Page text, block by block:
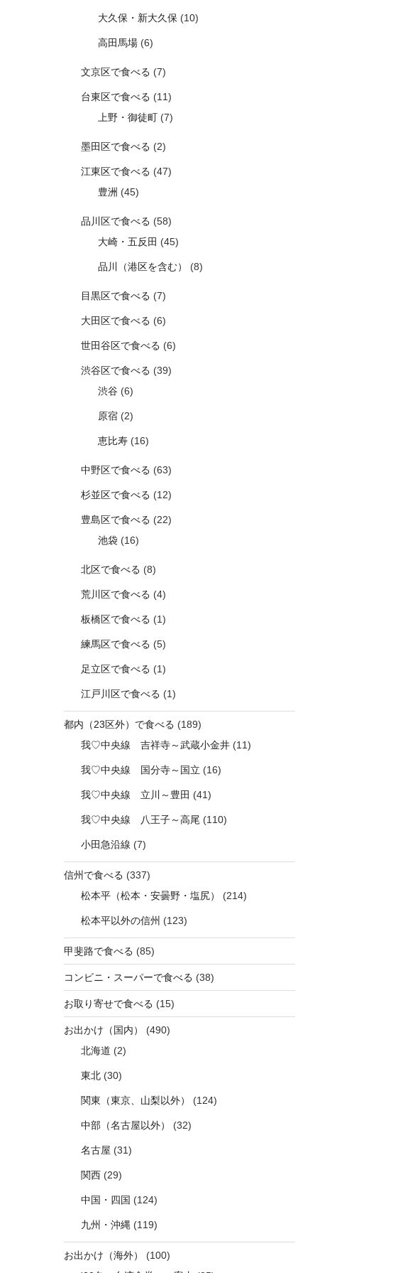
大久保・新大久保 (10)
高田馬場 (6)
文京区で食べる (7)
台東区で食べる (11)
上野・御徒町 (7)
墨田区で食べる (2)
江東区で食べる (47)
豊洲 (45)
品川区で食べる (58)
大崎・五反田 (45)
品川（港区を含む） (8)
目黒区で食べる (7)
大田区で食べる (6)
世田谷区で食べる (6)
渋谷区で食べる (39)
渋谷 (6)
原宿 (2)
恵比寿 (16)
中野区で食べる (63)
杉並区で食べる (12)
豊島区で食べる (22)
池袋 (16)
北区で食べる (8)
荒川区で食べる (4)
板橋区で食べる (1)
練馬区で食べる (5)
足立区で食べる (1)
江戸川区で食べる (1)
都内（23区外）で食べる (189)
我♡中央線 吉祥寺～武蔵小金井 (11)
我♡中央線 国分寺～国立 (16)
我♡中央線 立川～豊田 (41)
我♡中央線 八王子～高尾 (110)
小田急沿線 (7)
信州で食べる (337)
松本平（松本・安曇野・塩尻）
(214)
松本平以外の信州 (123)
甲斐路で食べる (85)
コンビニ・スーパーで食べる (38)
お取り寄せで食べる (15)
お出かけ（国内）
(490)
北海道 (2)
東北 (30)
関東（東京、山梨以外） (124)
中部（名古屋以外） (32)
名古屋 (31)
関西 (29)
中国・四国 (124)
九州・沖縄 (119)
お出かけ（海外）
(100)